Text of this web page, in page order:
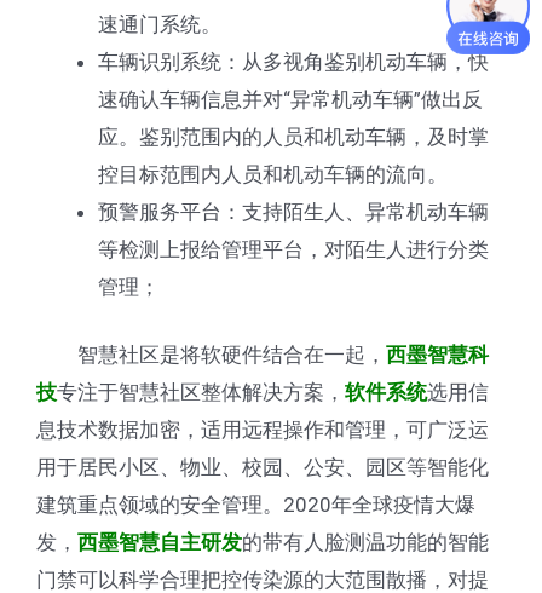
速通门系统。
车辆识别系统：从多视角鉴别机动车辆，快
速确认车辆信息并对“异常机动车辆”做出反
应。鉴别范围内的人员和机动车辆，及时掌
控目标范围内人员和机动车辆的流向。
预警服务平台：支持陌生人、异常机动车辆
等检测上报给管理平台，对陌生人进行分类
管理；
智慧社区是将软硬件结合在一起， 西墨智慧科
技专注于智慧社区整体解决方案， 软件系统选用信
息技术数据加密，适用远程操作和管理，可广泛运
用于居民小区、物业、校园、公安、园区等智能化
建筑重点领域的安全管理。2020年全球疫情大爆
发， 西墨智慧自主研发的带有人脸测温功能的智能
门禁可以科学合理把控传染源的大范围散播，对提